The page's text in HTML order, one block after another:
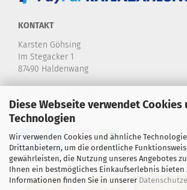
Diese Webseite verwendet Cookies
Technologien
Wir verwenden Cookies und ähnliche
Drittanbietern, um die ordentliche
gewährleisten, die Nutzung unseres Angebotes
Ihnen ein bestmögliches Einkaufserlebnis bieten
Informationen finden Sie in unserer
KONTAKT
Karsten Göhsing
Im Stegacker 1
87490 Haldenwang
E-Mail:info@karstensdartshop.de